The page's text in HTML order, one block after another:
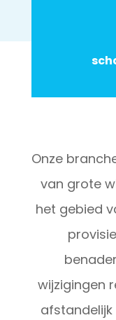
Onze
van grote
het gebied
wijzigingen